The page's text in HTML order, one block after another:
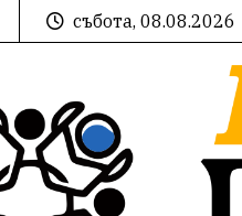
събота, 08.08.2026